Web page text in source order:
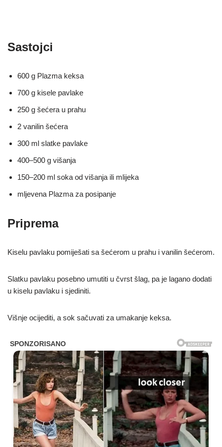
Sastojci
600 g Plazma keksa
700 g kisele pavlake
250 g šećera u prahu
2 vanilin šećera
300 ml slatke pavlake
400–500 g višanja
150–200 ml soka od višanja ili mlijeka
mljevena Plazma za posipanje
Priprema
Kiselu pavlaku pomiješati sa šećerom u prahu i vanilin šećerom.
Slatku pavlaku posebno umutiti u čvrst šlag, pa je lagano dodati
u kiselu pavlaku i sjediniti.
Višnje ocijediti, a sok sačuvati za umakanje keksa.